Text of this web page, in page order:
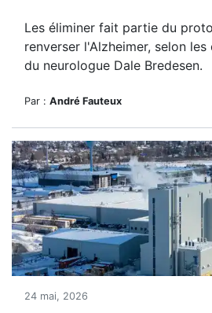
Les éliminer fait partie du
renverser l'Alzheimer, selon les
du neurologue Dale Bredesen.
Par : André Fauteux
24 mai, 2026